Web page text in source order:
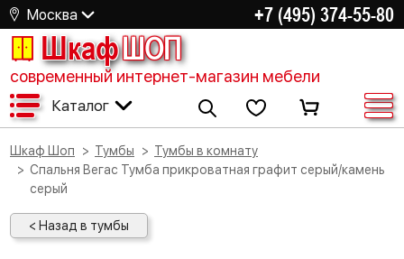
Москва +7 (495) 374-55-80
ШкафШОП
современный интернет-магазин мебели
Каталог
Шкаф Шоп Тумбы
Тумбы в комнату
Спальня Вегас Тумба прикроватная графит серый/камень
серый
< Назад в тумбы